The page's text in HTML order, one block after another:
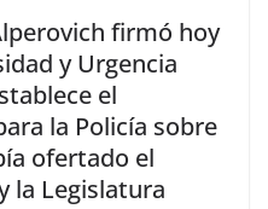
firmó hoy
y Urgencia
el
la Policía sobre
ofertado el
la Legislatura